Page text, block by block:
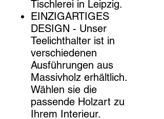
Tischlerei in Leipzig.
EINZIGARTIGES
DESIGN - Unser
Teelichthalter ist in
verschiedenen
Ausführungen aus
Massivholz erhältlich.
Wählen sie die
passende Holzart zu
Ihrem Interieur.